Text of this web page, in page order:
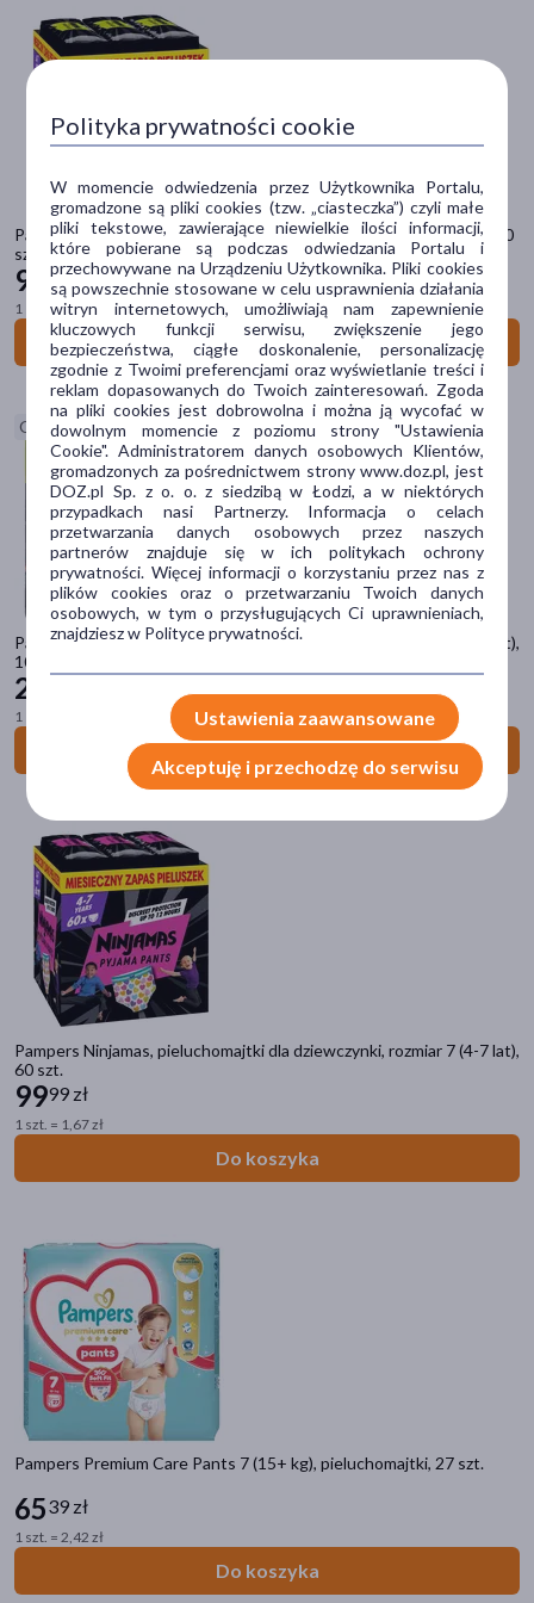
Pampers Ninjamas, pieluchomajtki dla chłopca, rozmiar 7 (4-7 lat), 60
szt.
96 19 zł
1 szt. = 1,60 zł
Do koszyka
Ostatnie sztuki
Pampers Ninjamas, pieluchomajtki dla dziewczynki, rozmiar 7 (4-7 lat),
10 szt.
21
1 szt. = 2,18 zł
Do koszyka
Pampers Ninjamas, pieluchomajtki dla dziewczynki, rozmiar 7 (4-7 lat),
60 szt.
9999 zł
1 szt. = 1,67 zł
Do koszyka
Pampers Premium Care Pants 7 (15+ kg), pieluchomajtki, 27 szt.
6539 zł
1 szt. = 2,42 zł
Do koszyka
Filtry
Dostępny(14)
Wysyłka
Odbiór w aptece
Cena
zł – zł
Marka
+Pharma(2)
2KC(4)
3H(5)
4Flex(5)
Pampers (14)
Typ produktu
Środki higieniczne
Wyrób medyczny(6)
Akcesoria(2)
Część ciała
Linia produktowa
Pampers Ninjamas (6)
Pampers Premium Care
Pampers Pants(2)
Pampers Active Baby
Polityka prywatności cookie
W momencie odwiedzenia przez Użytkownika Portalu,
gromadzone są pliki cookies (tzw. „ciasteczka”) czyli małe
pliki tekstowe, zawierające niewielkie ilości informacji,
które pobierane są podczas odwiedzania Portalu i
przechowywane na Urządzeniu Użytkownika. Pliki cookies
są powszechnie stosowane w celu usprawnienia działania
witryn internetowych, umożliwiają nam zapewnienie
kluczowych funkcji serwisu, zwiększenie jego
bezpieczeństwa, ciągłe doskonalenie, personalizację
zgodnie z Twoimi preferencjami oraz wyświetlanie treści i
reklam dopasowanych do Twoich zainteresowań. Zgoda
na pliki cookies jest dobrowolna i można ją wycofać w
dowolnym momencie z poziomu strony "Ustawienia
Cookie". Administratorem danych osobowych Klientów,
gromadzonych za pośrednictwem strony www.doz.pl, jest
DOZ.pl Sp. z o. o. z siedzibą w Łodzi, a w niektórych
przypadkach nasi Partnerzy. Informacja o celach
przetwarzania danych osobowych przez naszych
partnerów znajduje się w ich politykach ochrony
prywatności. Więcej informacji o korzystaniu przez nas z
plików cookies oraz o przetwarzaniu Twoich danych
osobowych, w tym o przysługujących Ci uprawnieniach,
znajdziesz w Polityce prywatności.
Ustawienia zaawansowane
Akceptuję i przechodzę do serwisu